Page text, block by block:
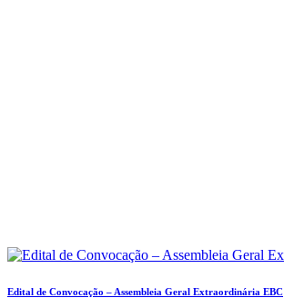
Edital de Convocação – Assembleia Geral Extraordinária EBC